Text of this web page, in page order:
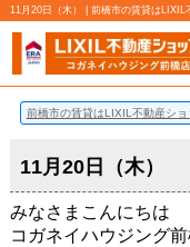
11月20日（木） | 前橋市の賃貸はLIXIL
前橋市の賃貸はLIXIL不動産ショ
11月20日（木）
みなさまこんにちは
コガネイハウジン